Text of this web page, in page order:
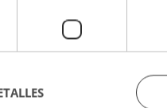
de aprendizaje